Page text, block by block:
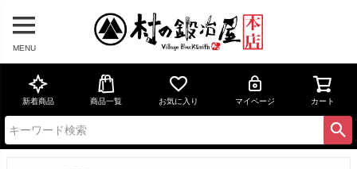
MENU
新着商品 商品一覧 お気に入り マイページ カート